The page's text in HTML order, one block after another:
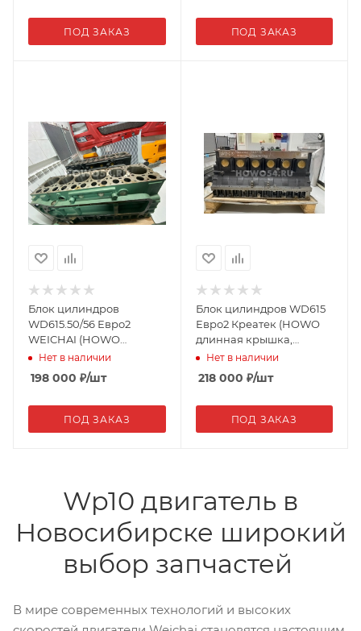
ПОД ЗАКАЗ ПОД ЗАКАЗ
Блок цилиндров
WD615.50/56 Евро2
WEICHAI (HOWO
длинная крышка,
крепление ТНВД по
центру 2 болта) (го
Нет в наличии
198 000 ₽/шт
ПОД ЗАКАЗ
Блок цилиндров WD615
Евро2 Креатек (HOWO
длинная крышка,
крепление ТНВД по
центру 2 болта) (голый)
Нет в наличии
218 000 ₽/шт
ПОД ЗАКАЗ
Wp10 двигатель в
Новосибирске широкий
выбор запчастей
В мире современных технологий и высоких